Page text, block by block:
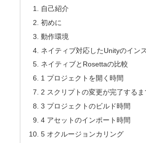
自己紹介
初めに
動作環境
ネイティブ対応したUnityのイン
ネイティブとRosettaの比較
1 プロジェクトを開く時間
2 スクリプトの変更が完了するま
3 プロジェクトのビルド時間
4 アセットのインポート時間
5 オクルージョンカリング